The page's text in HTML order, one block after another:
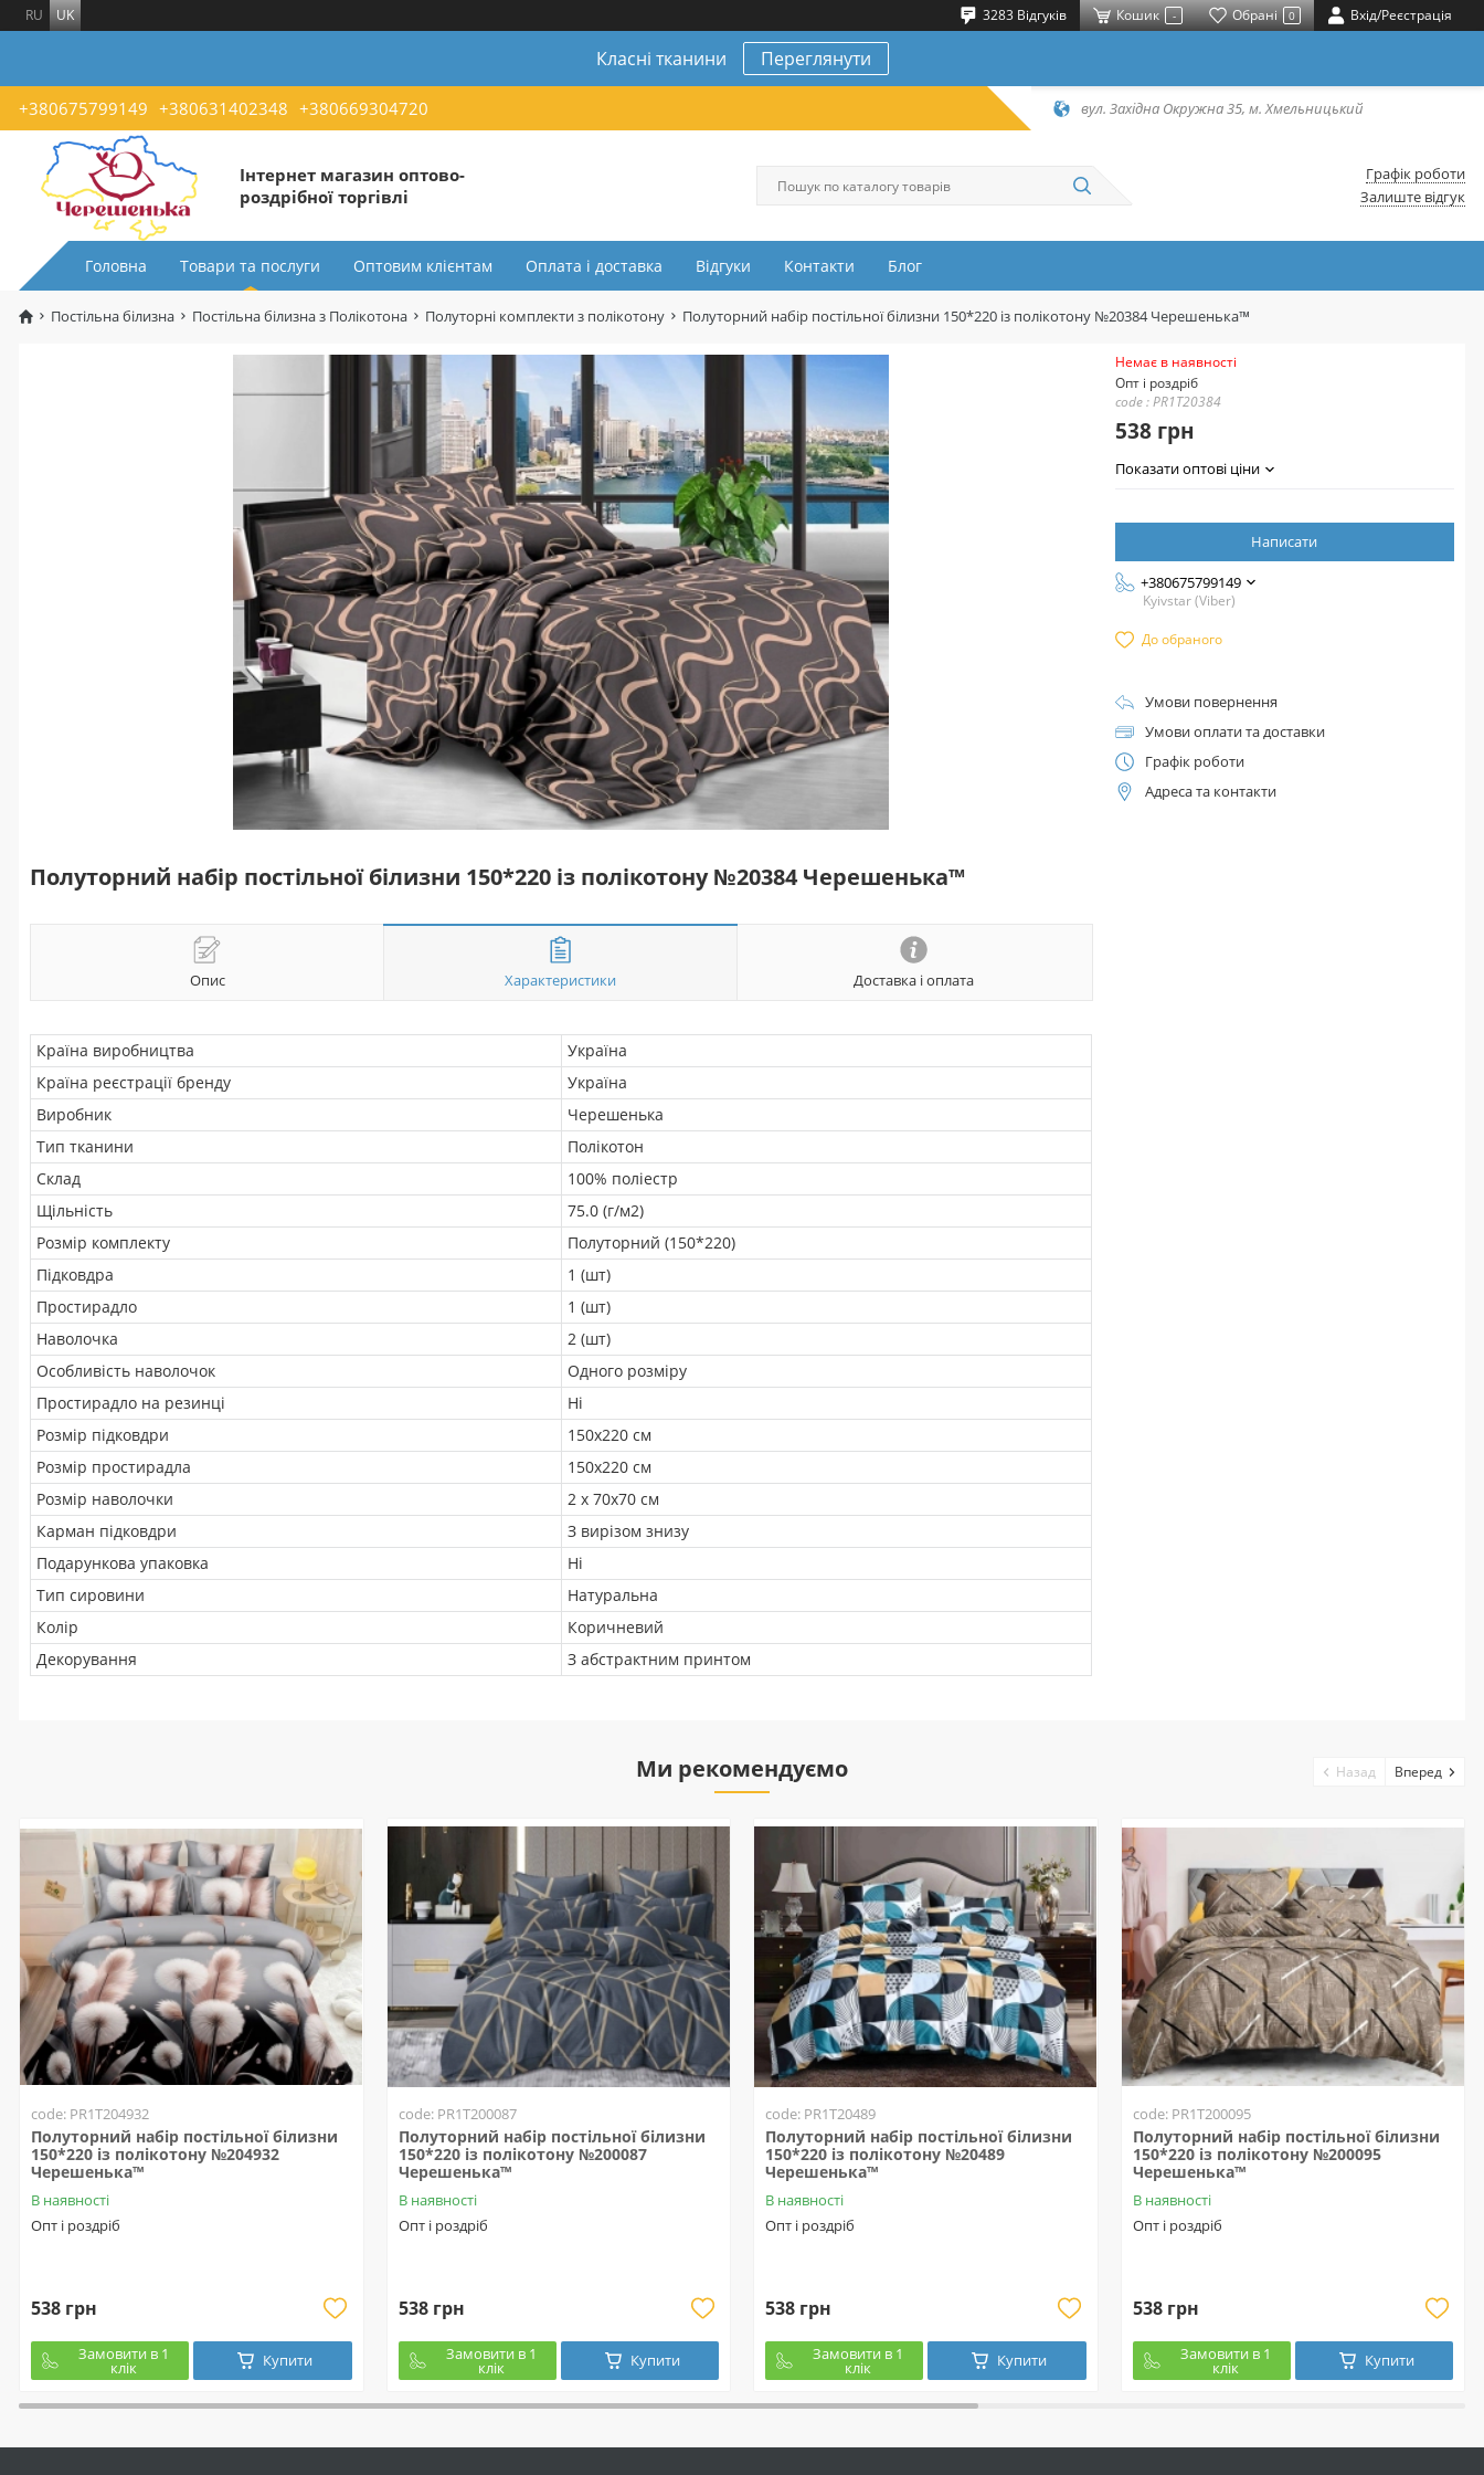
RU UK 3283 Відгуків Кошик - Обрані 0 Вхід/Реєстрація
Класні тканини Переглянути
+380675799149 +380631402348 +380669304720 вул. Західна Окружна 35, м. Хмельницький
Інтернет магазин оптово-
роздрібної торгівлі
Графік роботи
Залиште відгук
Головна Товари та послуги Оптовим клієнтам Оплата і доставка Відгуки Контакти Блог
Постільна білизна Постільна білизна з Полікотона Полуторні комплекти з полікотону Полуторний набір постільної білизни 150*220 із полікотону №20384 Черешенька™
Полуторний набір постільної білизни 150*220 із полікотону №20384 Черешенька™
Опис Характеристики Доставка і оплата
Країна виробництва
Україна
Країна реєстрації бренду
Україна
Виробник
Черешенька
Тип тканини
Полікотон
Склад
100% поліестр
Щільність
75.0 (г/м2)
Розмір комплекту
Полуторний (150*220)
Підковдра
1 (шт)
Простирадло
1 (шт)
Наволочка
2 (шт)
Особливість наволочок
Одного розміру
Простирадло на резинці
Ні
Розмір підковдри
150х220 см
Розмір простирадла
150х220 см
Розмір наволочки
2 х 70х70 см
Карман підковдри
З вирізом знизу
Подарункова упаковка
Ні
Тип сировини
Натуральна
Колір
Коричневий
Декорування
З абстрактним принтом
Немає в наявності
Опт і роздріб
code : PR1T20384
538 грн
Показати оптові ціни
Написати
+380675799149
Kyivstar (Viber)
До обраного
Умови повернення
Умови оплати та доставки
Графік роботи
Адреса та контакти
Ми рекомендуємо
code: PR1T204932
Полуторний набір постільної білизни
150*220 із полікотону №204932
Черешенька™
В наявності
Опт і роздріб
538 грн
Замовити в 1
клік Купити
code: PR1T200087
Полуторний набір постільної білизни
150*220 із полікотону №200087
Черешенька™
В наявності
Опт і роздріб
538 грн
Замовити в 1
клік Купити
code: PR1T20489
Полуторний набір постільної білизни
150*220 із полікотону №20489
Черешенька™
В наявності
Опт і роздріб
538 грн
Замовити в 1
клік Купити
code: PR1T200095
Полуторний набір постільної білизни
150*220 із полікотону №200095
Черешенька™
В наявності
Опт і роздріб
538 грн
Замовити в 1
клік Купити
Назад Вперед